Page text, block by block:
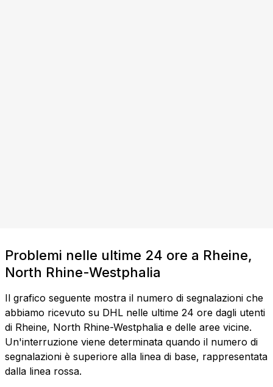
Problemi nelle ultime 24 ore a Rheine,
North Rhine-Westphalia
Il grafico seguente mostra il numero di segnalazioni che
abbiamo ricevuto su DHL nelle ultime 24 ore dagli utenti
di Rheine, North Rhine-Westphalia e delle aree vicine.
Un'interruzione viene determinata quando il numero di
segnalazioni è superiore alla linea di base, rappresentata
dalla linea rossa.